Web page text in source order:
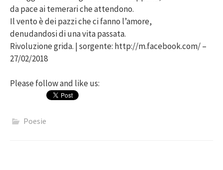
da pace ai temerari che attendono.
Il vento è dei pazzi che ci fanno l’amore,
denudandosi di una vita passata.
Rivoluzione grida. | sorgente: http://m.facebook.com/ –
27/02/2018
Please follow and like us:
Poesie